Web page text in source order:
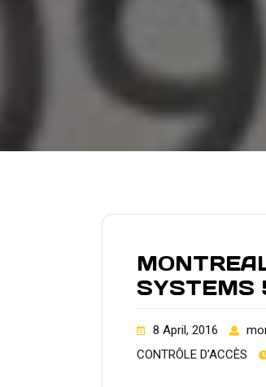
8 April, 2016
CONTRÔLE D’ACCÈS